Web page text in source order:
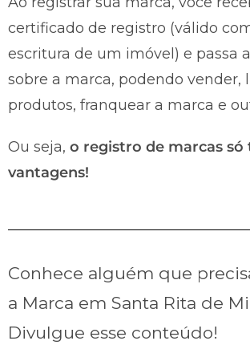
certificado de registro (válido
escritura de um imóvel) e passa
sobre a marca, podendo vender,
produtos, franquear a marca e
Ou seja, o registro de marcas só
vantagens!
Conhece alguém que
a Marca em Santa Rita de
Divulgue esse conteúdo!